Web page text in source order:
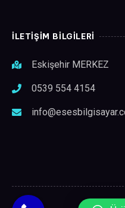
ILETİŞİM BİLGİLERİ
Eskişehir MERKEZ
0539 554 4154